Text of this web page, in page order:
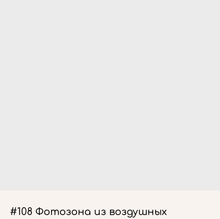
#108 Фотозона из воздушных